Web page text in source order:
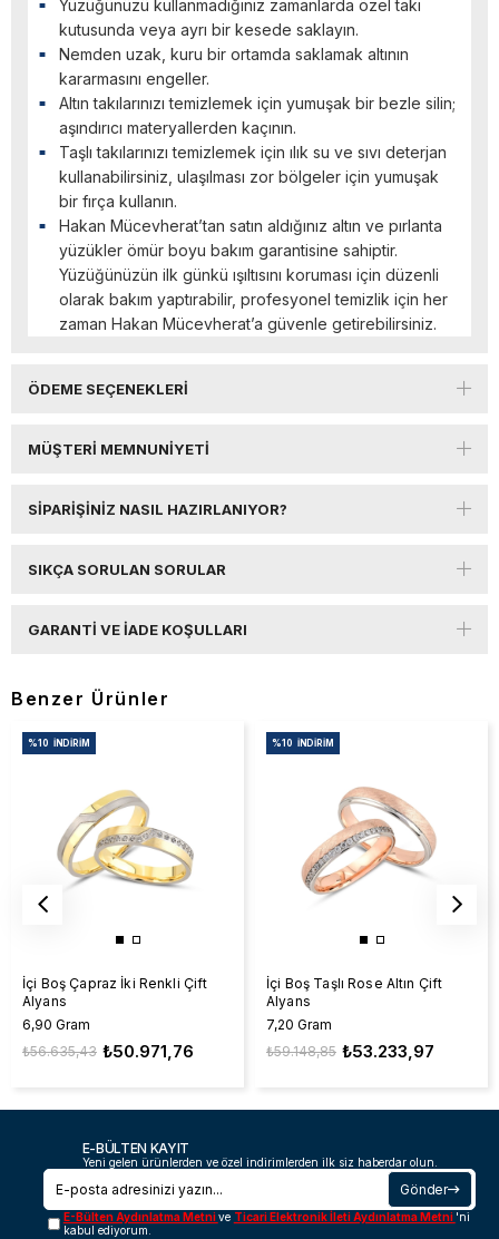
Yüzüğünüzü kullanmadığınız zamanlarda özel takı
kutusunda veya ayrı bir kesede saklayın.
Nemden uzak, kuru bir ortamda saklamak altının
kararmasını engeller.
Altın takılarınızı temizlemek için yumuşak bir bezle silin;
aşındırıcı materyallerden kaçının.
Taşlı takılarınızı temizlemek için ılık su ve sıvı deterjan
kullanabilirsiniz, ulaşılması zor bölgeler için yumuşak
bir fırça kullanın.
Hakan Mücevherat’tan satın aldığınız altın ve pırlanta
yüzükler ömür boyu bakım garantisine sahiptir.
Yüzüğünüzün ilk günkü ışıltısını koruması için düzenli
olarak bakım yaptırabilir, profesyonel temizlik için her
zaman Hakan Mücevherat’a güvenle getirebilirsiniz.
ÖDEME SEÇENEKLERI
MÜŞTERI MEMNUNIYETI
SIPARIŞINIZ NASIL HAZIRLANIYOR?
SIKÇA SORULAN SORULAR
GARANTI VE İADE KOŞULLARI
Benzer Ürünler
İçi Boş Çapraz İki Renkli Çift
Alyans
6,90 Gram
₺50.971,76
₺56.635,43
%10 İNDIRIM
İçi Boş Taşlı Rose Altın Çift
Alyans
7,20 Gram
₺53.233,97
₺59.148,85
%10 İNDIRIM
E-BÜLTEN KAYIT
Yeni gelen ürünlerden ve özel indirimlerden ilk siz haberdar olun.
Gönder
E-Bülten Aydınlatma Metnive Ticari Elektronik İleti Aydınlatma Metni 'ni
kabul ediyorum.